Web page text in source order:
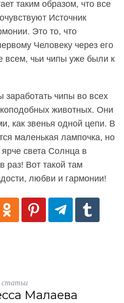
таким образом, что все
Источник
Это то, что
Человеку через его
всем, чьи чипы уже были к
чипы во всех
животных. Они
как звенья одной цепи. В
маленькая лампочка, но
света Солнца в
раз! Вот такой там
любви и гармонии!
Малаева